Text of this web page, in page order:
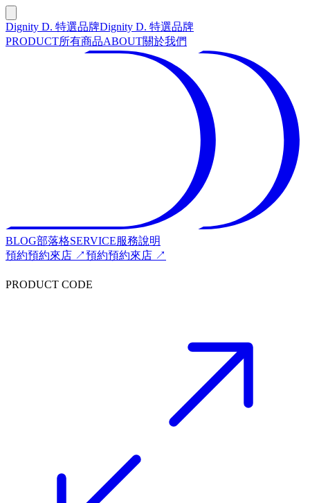
Dignity D. 特選品牌Dignity D. 特選品牌
PRODUCT所有商品ABOUT關於我們
BLOG部落格SERVICE服務說明
預約預約來店 ↗預約預約來店 ↗
PRODUCT CODE